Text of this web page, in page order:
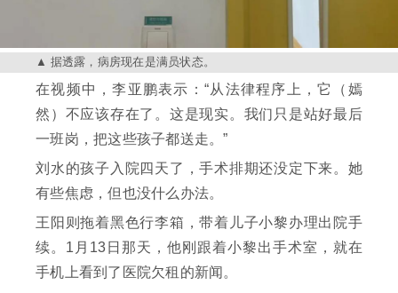
据透露，病房现在是满员状态。
在视频中，李亚鹏表示：“从法律程序上，它（嫣
然）不应该存在了。这是现实。我们只是站好最后
一班岗，把这些孩子都送走。”
刘水的孩子入院四天了，手术排期还没定下来。她
有些焦虑，但也没什么办法。
王阳则拖着黑色行李箱，带着儿子小黎办理出院手
续。1月13日那天，他刚跟着小黎出手术室，就在
手机上看到了医院欠租的新闻。